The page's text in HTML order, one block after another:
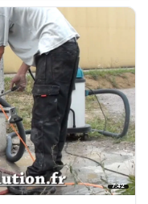
7:42